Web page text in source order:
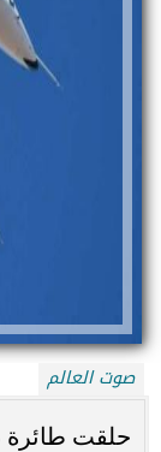
صوت العالم
حلقت طائرة